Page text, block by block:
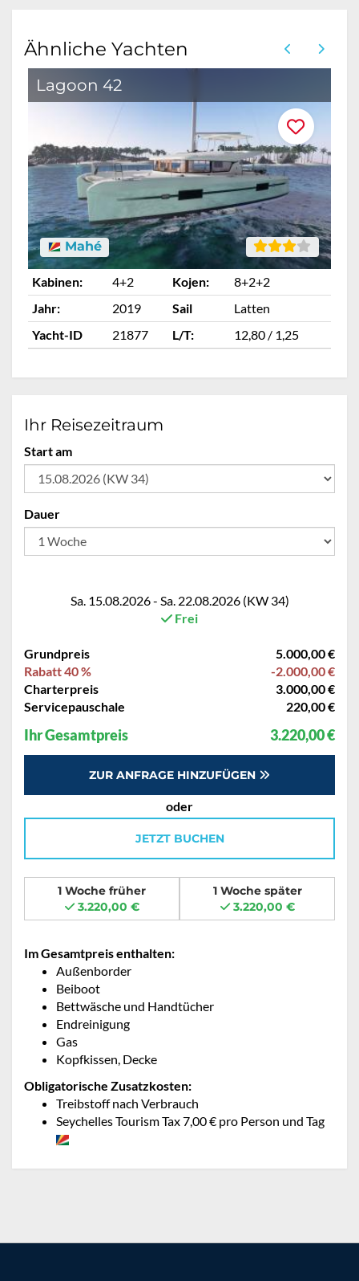
Ähnliche Yachten
Lagoon 42
Mahé
Kabinen: 4+2 Kojen:
8+2+2
Jahr:
2019 Sail
Latten
Yacht-ID
21877 L/T: 12,80 / 1,25
Ihr Reisezeitraum
Start am
Dauer
Sa. 15.08.2026 - Sa. 22.08.2026 (KW 34)
Frei
Grundpreis
5.000,00 €
Rabatt 40 %
-2.000,00 €
Charterpreis
3.000,00 €
Servicepauschale
220,00 €
Ihr Gesamtpreis 3.220,00 €
ZUR ANFRAGE HINZUFÜGEN
oder
JETZT BUCHEN
1 Woche früher
3.220,00 €
1 Woche später
3.220,00 €
Im Gesamtpreis enthalten:
Außenborder
Beiboot
Bettwäsche und Handtücher
Endreinigung
Gas
Kopfkissen, Decke
Obligatorische Zusatzkosten:
Treibstoff nach Verbrauch
Seychelles Tourism Tax 7,00 € pro Person und Tag